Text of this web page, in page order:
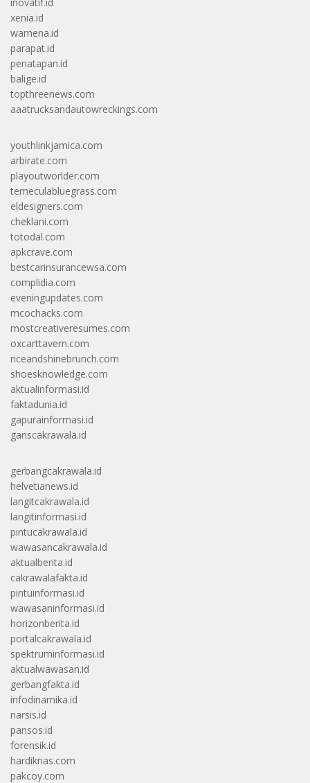
xenia.id
wamena.id
parapat.id
penatapan.id
balige.id
topthreenews.com
aaatrucksandautowreckings.com
youthlinkjamica.com
arbirate.com
playoutworlder.com
temeculabluegrass.com
eldesigners.com
cheklani.com
totodal.com
apkcrave.com
bestcarinsurancewsa.com
complidia.com
eveningupdates.com
mcochacks.com
mostcreativeresumes.com
oxcarttavern.com
riceandshinebrunch.com
shoesknowledge.com
aktualinformasi.id
faktadunia.id
gapurainformasi.id
gariscakrawala.id
gerbangcakrawala.id
helvetianews.id
langitcakrawala.id
langitinformasi.id
pintucakrawala.id
wawasancakrawala.id
aktualberita.id
cakrawalafakta.id
pintuinformasi.id
wawasaninformasi.id
horizonberita.id
portalcakrawala.id
spektruminformasi.id
aktualwawasan.id
gerbangfakta.id
infodinamika.id
narsis.id
pansos.id
forensik.id
hardiknas.com
pakcoy.com